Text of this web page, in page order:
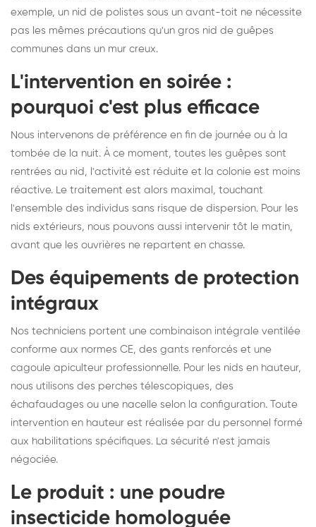
exemple, un nid de polistes sous un avant-toit ne nécessite
pas les mêmes précautions qu'un gros nid de guêpes
communes dans un mur creux.
L'intervention en soirée :
pourquoi c'est plus efficace
Nous intervenons de préférence en fin de journée ou à la
tombée de la nuit. À ce moment, toutes les guêpes sont
rentrées au nid, l'activité est réduite et la colonie est moins
réactive. Le traitement est alors maximal, touchant
l'ensemble des individus sans risque de dispersion. Pour les
nids extérieurs, nous pouvons aussi intervenir tôt le matin,
avant que les ouvrières ne repartent en chasse.
Des équipements de protection
intégraux
Nos techniciens portent une combinaison intégrale ventilée
conforme aux normes CE, des gants renforcés et une
cagoule apiculteur professionnelle. Pour les nids en hauteur,
nous utilisons des perches télescopiques, des
échafaudages ou une nacelle selon la configuration. Toute
intervention en hauteur est réalisée par du personnel formé
aux habilitations spécifiques. La sécurité n'est jamais
négociée.
Le produit : une poudre
insecticide homologuée